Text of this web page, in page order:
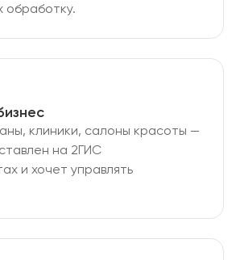
обработку.
клиники, салоны красоты —
на 2ГИС
и хочет управлять